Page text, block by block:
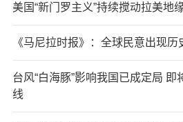
美国“新门罗主义”持续搅动拉美地
《马尼拉时报》：全球民意出现历
台风“白海豚”影响我国已成定局
线